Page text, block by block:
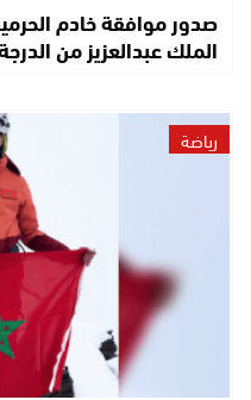
صدور موافقة خادم
الملك عبدالعزيز من الدرجة
رياضة